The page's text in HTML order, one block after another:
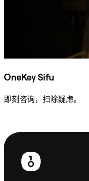
OneKey Sifu
即刻咨询，扫除疑虑。
页